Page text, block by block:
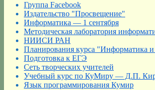
Группа Facebook
Издательство "Просвещение"
Информатика — 1 сентября
Методическая лаборатория
НИИСИ РАН
Планирования курса "Информатика
Подготовка к ЕГЭ
Сеть творческих учителей
Учебный курс по КуМиру — Д.П.
Язык программирования Кумир